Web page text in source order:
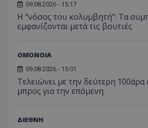
09.08.2026 - 15:17
Η “νόσος του κολυμβητή”: Τα
εμφανίζονται μετά τις βουτιές
ΟΜΟΝΟΙΑ
09.08.2026 - 15:01
Τελειώνει με την δεύτερη 100άρα
μπρος για την επόμενη
ΔΙΕΘΝΗ